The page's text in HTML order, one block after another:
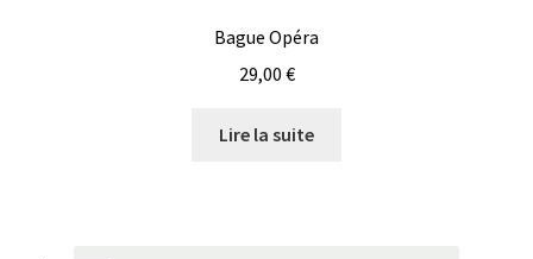
Bague Opéra
29,00 €
Lire la suite